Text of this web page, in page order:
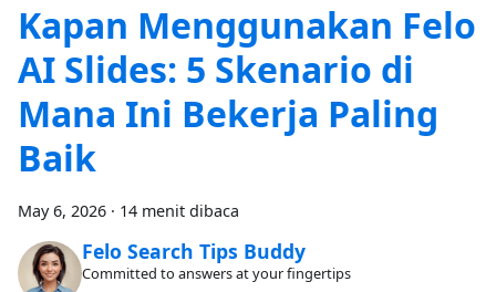
Kapan Menggunakan Felo
AI Slides: 5 Skenario di
Mana Ini Bekerja Paling
Baik
May 6, 2026 · 14 menit dibaca
Felo Search Tips Buddy
Committed to answers at your fingertips